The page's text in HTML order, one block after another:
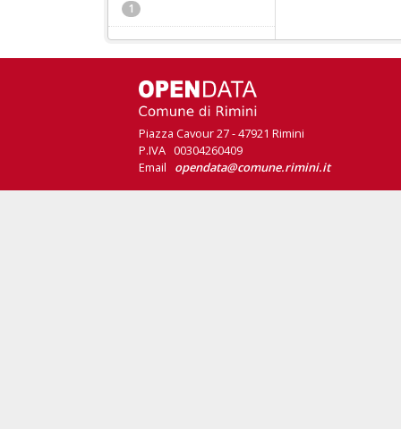
1
Piazza Cavour 27 - 47921 Rimini
P.IVA 00304260409
Email opendata@comune.rimini.it